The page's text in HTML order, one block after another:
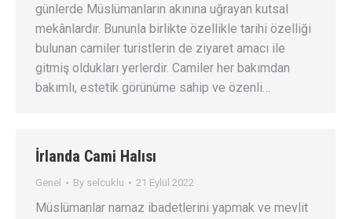
günlerde Müslümanların akınına uğrayan kutsal
mekânlardır. Bununla birlikte özellikle tarihi özelliği
bulunan camiler turistlerin de ziyaret amacı ile
gitmiş oldukları yerlerdir. Camiler her bakımdan
bakımlı, estetik görünüme sahip ve özenli…
İrlanda Cami Halısı
Genel By selcuklu 21 Eylül 2022
Müslümanlar namaz ibadetlerini yapmak ve mevlit